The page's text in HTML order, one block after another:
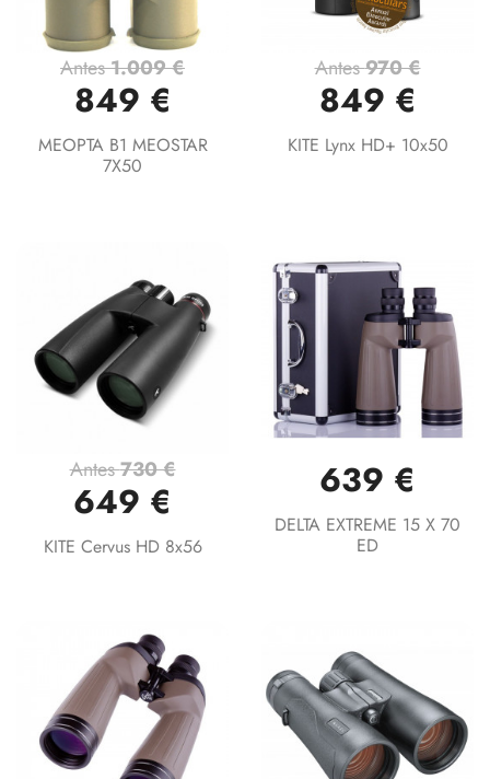
Antes1.009 €
849 €
MEOPTA B1 MEOSTAR
7X50
Antes970 €
849 €
KITE Lynx HD+ 10x50
Antes730 €
649 €
KITE Cervus HD 8x56
639 €
DELTA EXTREME 15 X 70
ED